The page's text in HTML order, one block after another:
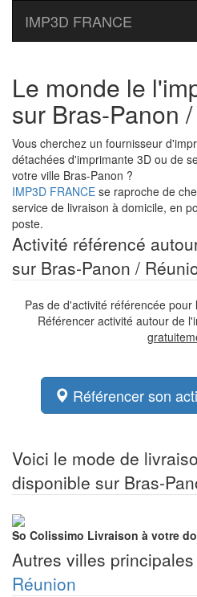
IMP3D FRANCE
Le monde le
sur Bras-Panon /
Vous cherchez un fournisseur
détachées d'imprimante 3D ou de
votre ville Bras-Panon ?
IMP3D FRANCE se raproche de
service de livraison à domicile, en
poste.
Activité référencé
sur Bras-Panon /
Pas de d'activité référencée
Référencer activité autour de
Référencer son
Voici le mode de
disponible sur Bras-
So Colissimo Livraison à votre
Autres villes
Réunion